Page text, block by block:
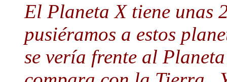
El Planeta X tiene unas
pusiéramos a estos
se vería frente al